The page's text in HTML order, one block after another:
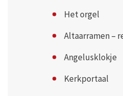
Het orgel
Altaarramen –
Angelusklokje
Kerkportaal